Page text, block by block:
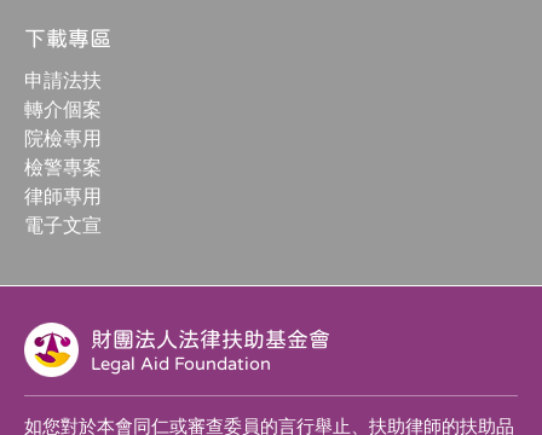
下載專區
申請法扶
轉介個案
院檢專用
檢警專案
律師專用
電子文宣
財團法人法律扶助基金會
Legal Aid Foundation
如您對於本會同仁或審查委員的言行舉止、扶助律師的扶助品